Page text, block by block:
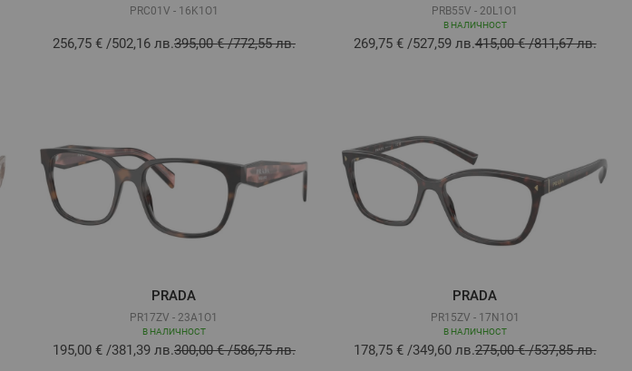
PRC01V - 16K1O1
256,75 €/502,16 лв.395,00 €/772,55 лв.
PRB55V - 20L1O1
В НАЛИЧНОСТ
269,75 €/527,59 лв.415,00 €/811,67 лв.
PRADA
PR17ZV - 23A1O1
В НАЛИЧНОСТ
195,00 €/381,39 лв.300,00 €/586,75 лв.
PRADA
PR15ZV - 17N1O1
В НАЛИЧНОСТ
178,75 €/349,60 лв.275,00 €/537,85 лв.